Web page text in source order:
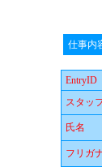
仕事内
EntryID
スタッ
氏名
フリガ